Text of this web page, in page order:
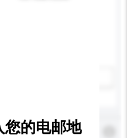
*必须填写
您的电邮地